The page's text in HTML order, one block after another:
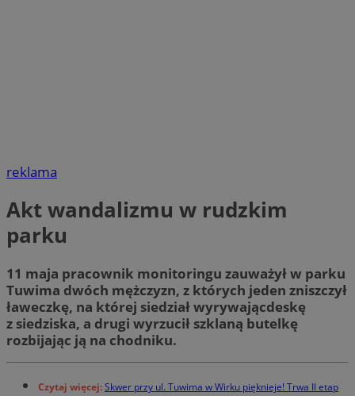
reklama
Akt wandalizmu w rudzkim
parku
11 maja pracownik monitoringu zauważył w parku
Tuwima dwóch mężczyzn, z których jeden zniszczył
ławeczkę, na której siedział wyrywającdeskę
z siedziska, a drugi wyrzucił szklaną butelkę
rozbijając ją na chodniku.
Czytaj więcej:Skwer przy ul. Tuwima w Wirku pięknieje! Trwa II etap